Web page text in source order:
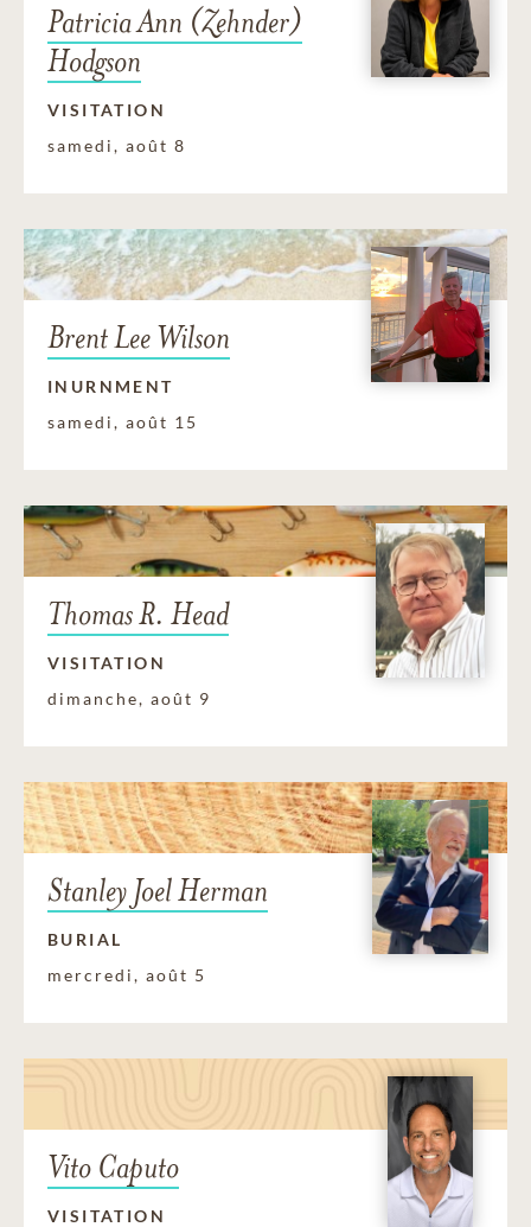
Patricia Ann (Zehnder)
Hodgson
VISITATION
samedi, août 8
Brent Lee Wilson
INURNMENT
samedi, août 15
Thomas R. Head
VISITATION
dimanche, août 9
Stanley Joel Herman
BURIAL
mercredi, août 5
Vito Caputo
VISITATION